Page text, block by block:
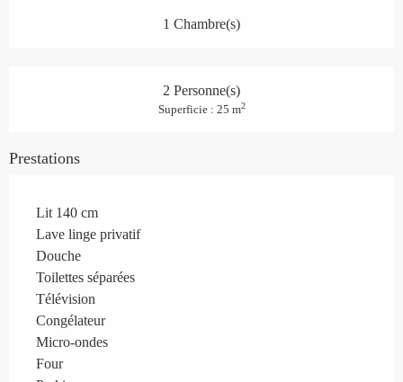
1 Chambre(s)
2 Personne(s)
Superficie : 25 m2
Prestations
Lit 140 cm
Lave linge privatif
Douche
Toilettes séparées
Télévision
Congélateur
Micro-ondes
Four